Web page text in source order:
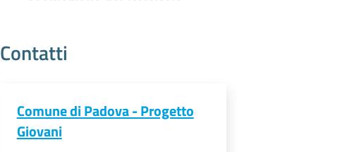
Contatti
Comune di Padova - Progetto
Giovani